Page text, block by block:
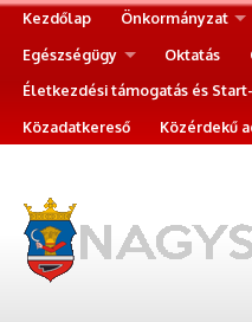
Kezdőlap Önkormányzat
Egészségügy
Oktatás
Életkezdési támogatás és
Közadatkereső
Közérdekű